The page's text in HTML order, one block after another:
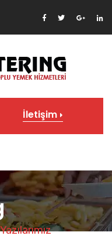
İletişim